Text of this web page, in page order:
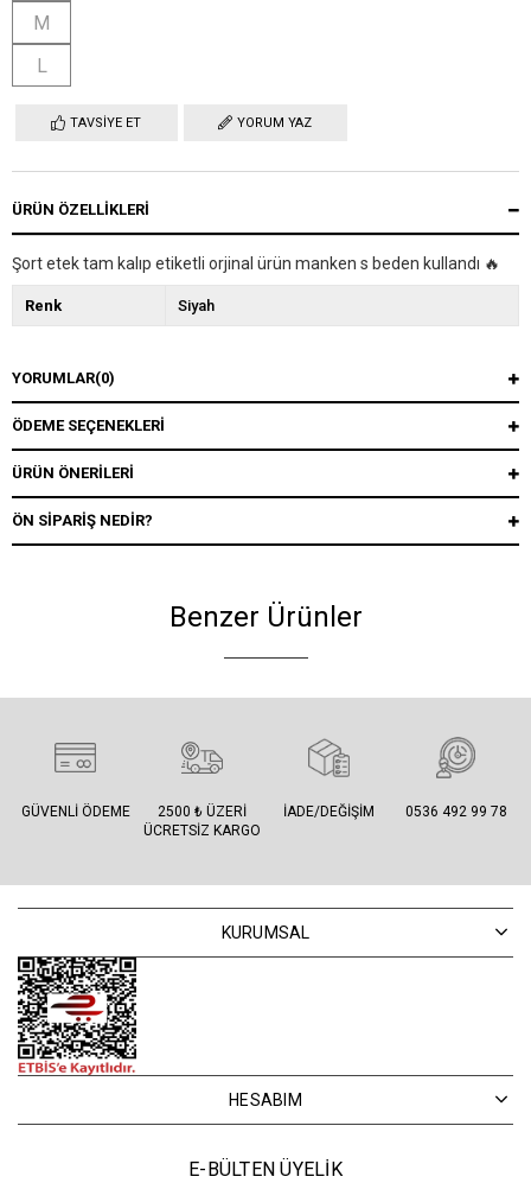
M
L
TAVSIYE ET YORUM YAZ
ÜRÜN ÖZELLIKLERI
Şort etek tam kalıp etiketli orjinal ürün manken s beden kullandı 🔥
Renk Siyah
YORUMLAR(0)
ÖDEME SEÇENEKLERI
ÜRÜN ÖNERILERI
ÖN SIPARIŞ NEDIR?
Benzer Ürünler
GÜVENLI ÖDEME
2500 ₺ ÜZERI
ÜCRETSIZ KARGO
İADE/DEĞIŞIM 0536 492 99 78
KURUMSAL
HESABIM
E-BÜLTEN ÜYELİK